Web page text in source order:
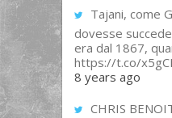
Tajani, come
dovesse
era dal 1867,
https://t.co/
8 years ago
CHRIS